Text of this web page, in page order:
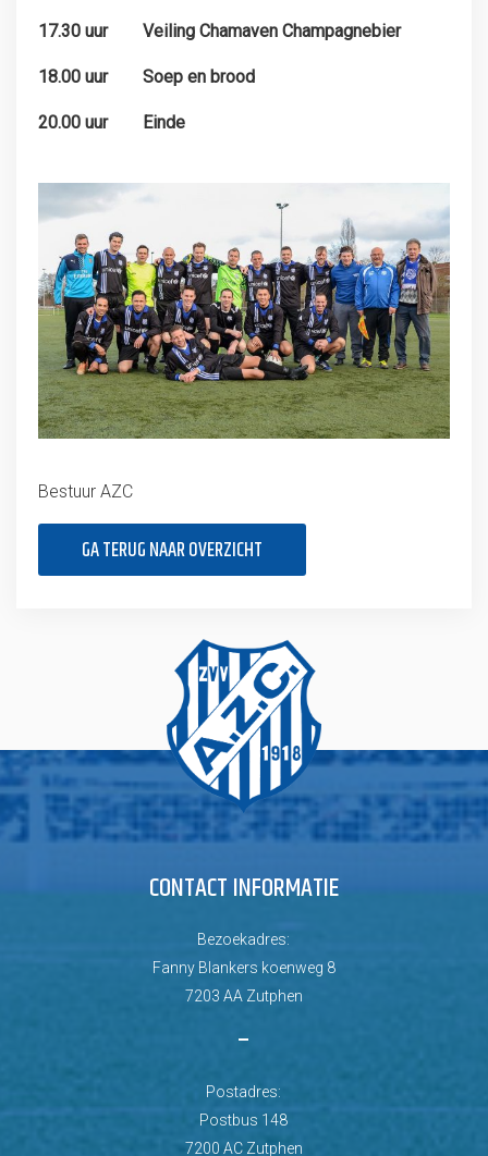
17.30 uur Veiling Chamaven Champagnebier
18.00 uur Soep en brood
20.00 uur Einde
Bestuur AZC
GA TERUG NAAR OVERZICHT
CONTACT INFORMATIE
Bezoekadres:
Fanny Blankers koenweg 8
7203 AA Zutphen
–
Postadres:
Postbus 148
7200 AC Zutphen